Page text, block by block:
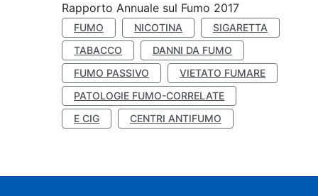
Rapporto Annuale sul Fumo 2017
FUMO NICOTINA
SIGARETTA
TABACCO
DANNI DA FUMO
FUMO PASSIVO
VIETATO FUMARE
PATOLOGIE FUMO-CORRELATE
E CIG
CENTRI ANTIFUMO